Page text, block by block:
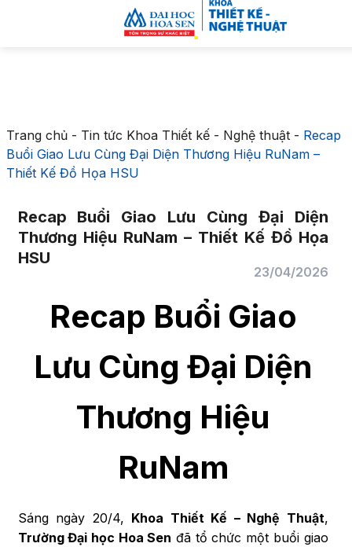
Trang chủ- Tin tức Khoa Thiết kế - Nghệ thuật- Recap
Buổi Giao Lưu Cùng Đại Diện Thương Hiệu RuNam –
Thiết Kế Đồ Họa HSU
Recap Buổi Giao Lưu Cùng Đại Diện
Thương Hiệu RuNam – Thiết Kế Đồ Họa
HSU
23/04/2026
Recap Buổi Giao
Lưu Cùng Đại Diện
Thương Hiệu
RuNam
Sáng ngày 20/4, Khoa Thiết Kế – Nghệ Thuật,
Trường Đại học Hoa Sen đã tổ chức một buổi giao